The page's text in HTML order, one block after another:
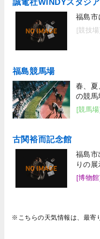
誠電社WINDYスタジ
福島市
[競技場]
福島競馬場
春、夏
の競馬
[競馬場]
古関裕而記念館
福島市
りの
[博物館]
※こちらの天気情報は、最寄